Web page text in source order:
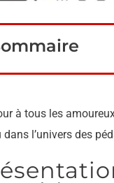
à tous les
dans l’univers des